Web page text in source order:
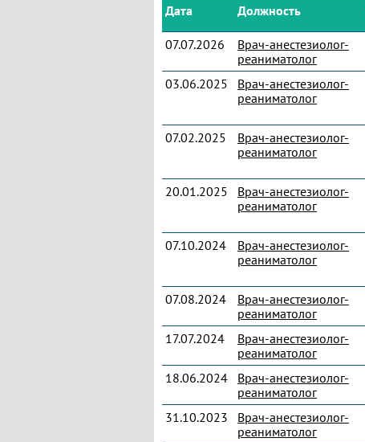
Дата Должность
07.07.2026
Врач-анестезиолог-
реаниматолог
03.06.2025
Врач-анестезиолог-
реаниматолог
07.02.2025
Врач-анестезиолог-
реаниматолог
20.01.2025
Врач-анестезиолог-
реаниматолог
07.10.2024
Врач-анестезиолог-
реаниматолог
07.08.2024
Врач-анестезиолог-
реаниматолог
17.07.2024
Врач-анестезиолог-
реаниматолог
18.06.2024
Врач-анестезиолог-
реаниматолог
31.10.2023
Врач-анестезиолог-
реаниматолог